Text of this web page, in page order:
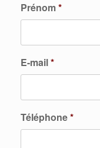
Prénom*
E-mail*
Téléphone*